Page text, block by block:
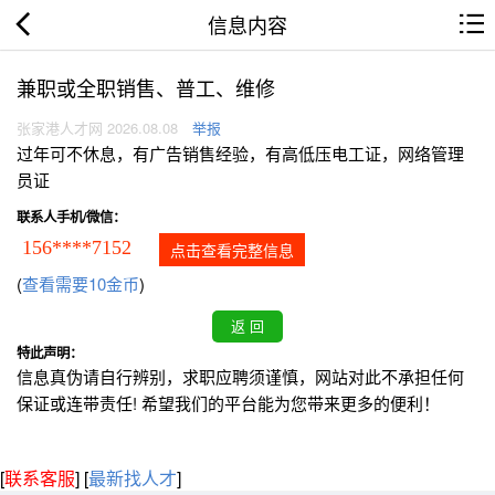
信息内容
兼职或全职销售、普工、维修
张家港人才网 2026.08.08 举报
过年可不休息，有广告销售经验，有高低压电工证，网络管理
员证
联系人手机/微信：
156****7152 点击查看完整信息
(查看需要10金币)
特此声明：
信息真伪请自行辨别，求职应聘须谨慎，网站对此不承担任何
保证或连带责任! 希望我们的平台能为您带来更多的便利！
[联系客服] [最新找人才]